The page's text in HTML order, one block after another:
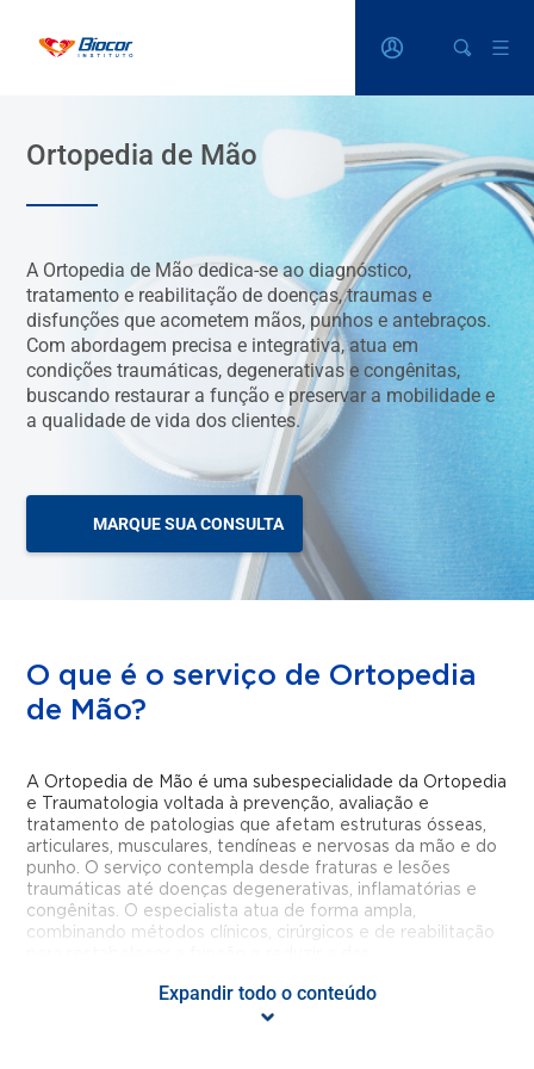
Ortopedia de Mão
A Ortopedia de Mão dedica-se ao diagnóstico,
tratamento e reabilitação de doenças, traumas e
disfunções que acometem mãos, punhos e antebraços.
Com abordagem precisa e integrativa, atua em
condições traumáticas, degenerativas e congênitas,
buscando restaurar a função e preservar a mobilidade e
a qualidade de vida dos clientes.
MARQUE SUA CONSULTA
O que é o serviço de Ortopedia
de Mão?
A Ortopedia de Mão é uma subespecialidade da Ortopedia
e Traumatologia voltada à prevenção, avaliação e
tratamento de patologias que afetam estruturas ósseas,
articulares, musculares, tendíneas e nervosas da mão e do
punho. O serviço contempla desde fraturas e lesões
traumáticas até doenças degenerativas, inflamatórias e
congênitas. O especialista atua de forma ampla,
combinando métodos clínicos, cirúrgicos e de reabilitação
Para que serve o serviço de
Expandir todo o conteúdo